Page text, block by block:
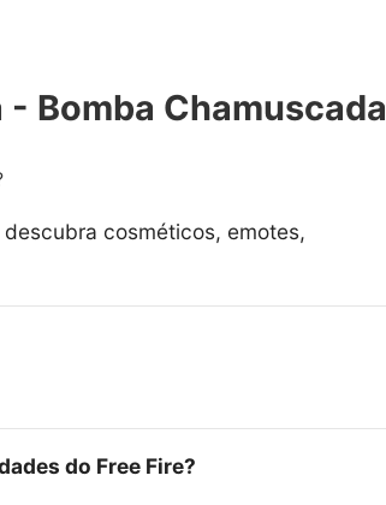
Bomba Chamuscada
descubra cosméticos, emotes,
do Free Fire?